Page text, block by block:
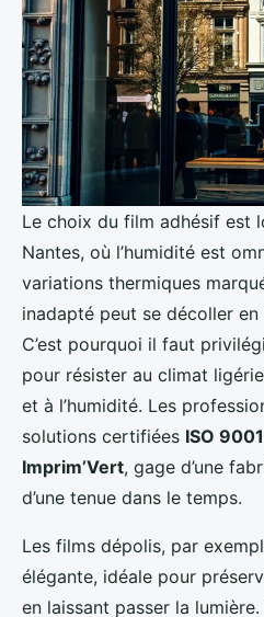
Le choix du film adhésif est
Nantes, où l’humidité est
variations thermiques
inadapté peut se décoller en
C’est pourquoi il faut
pour résister au climat
et à l’humidité. Les
solutions certifiées ISO 9001
Imprim’Vert, gage d’une
d’une tenue dans le temps.
Les films dépolis, par
élégante, idéale pour
en laissant passer la